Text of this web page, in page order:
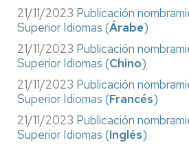
21/11/2023 Publicación
Superior Idiomas (Árabe)
21/11/2023 Publicación
Superior Idiomas (Chino)
21/11/2023 Publicación
Superior Idiomas (Francés)
21/11/2023 Publicación
Superior Idiomas (Inglés)